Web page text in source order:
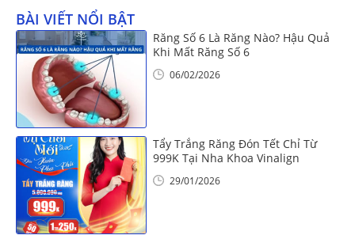
BÀI VIẾT NỔI BẬT
Răng Số 6 Là Răng Nào? Hậu Quả
Khi Mất Răng Số 6
06/02/2026
Tẩy Trắng Răng Đón Tết Chỉ Từ
999K Tại Nha Khoa Vinalign
29/01/2026